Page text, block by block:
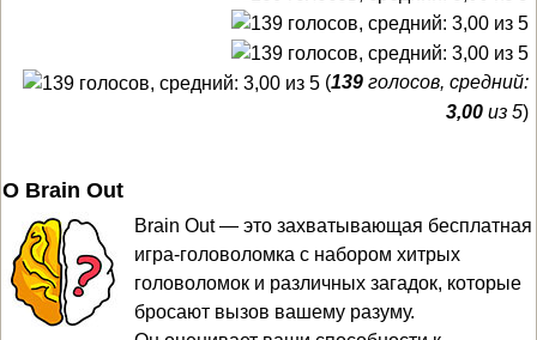
(139 голосов, средний:
3,00 из 5)
О Brain Out
Brain Out — это захватывающая бесплатная
игра-головоломка с набором хитрых
головоломок и различных загадок, которые
бросают вызов вашему разуму.